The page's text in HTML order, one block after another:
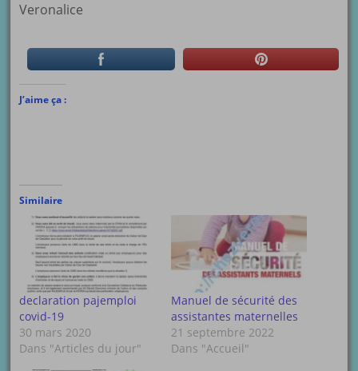
Veronalice
J’aime ça :
Similaire
declaration pajemploi
covid-19
30 mars 2020
Dans "Articles du jour"
Manuel de sécurité des
assistantes maternelles
21 septembre 2022
Dans "Accueil"